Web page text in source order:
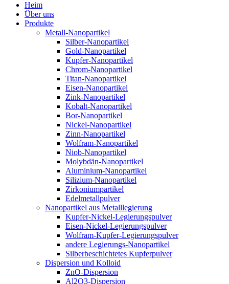
Heim
Über uns
Produkte
Metall-Nanopartikel
Silber-Nanopartikel
Gold-Nanopartikel
Kupfer-Nanopartikel
Chrom-Nanopartikel
Titan-Nanopartikel
Eisen-Nanopartikel
Zink-Nanopartikel
Kobalt-Nanopartikel
Bor-Nanopartikel
Nickel-Nanopartikel
Zinn-Nanopartikel
Wolfram-Nanopartikel
Niob-Nanopartikel
Molybdän-Nanopartikel
Aluminium-Nanopartikel
Silizium-Nanopartikel
Zirkoniumpartikel
Edelmetallpulver
Nanopartikel aus Metalllegierung
Kupfer-Nickel-Legierungspulver
Eisen-Nickel-Legierungspulver
Wolfram-Kupfer-Legierungspulver
andere Legierungs-Nanopartikel
Silberbeschichtetes Kupferpulver
Dispersion und Kolloid
ZnO-Dispersion
Al2O3-Dispersion